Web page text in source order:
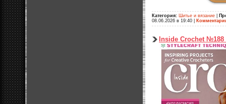
Категория: Шитье и вязание
08.06.2026 в 19:40
Inside Crochet №188